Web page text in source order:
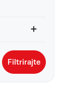
Filtrirajte